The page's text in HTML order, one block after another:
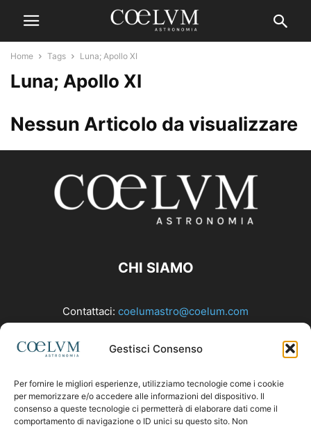
Gestisci Consenso
Per fornire le migliori esperienze, utilizziamo tecnologie come i cookie
per memorizzare e/o accedere alle informazioni del dispositivo. Il
consenso a queste tecnologie ci permetterà di elaborare dati come il
comportamento di navigazione o ID unici su questo sito. Non
Home Tags Luna; Apollo XI
Luna; Apollo XI
Nessun Articolo da visualizzare
CHI SIAMO
Contattaci: coelumastro@coelum.com
SEGUICI